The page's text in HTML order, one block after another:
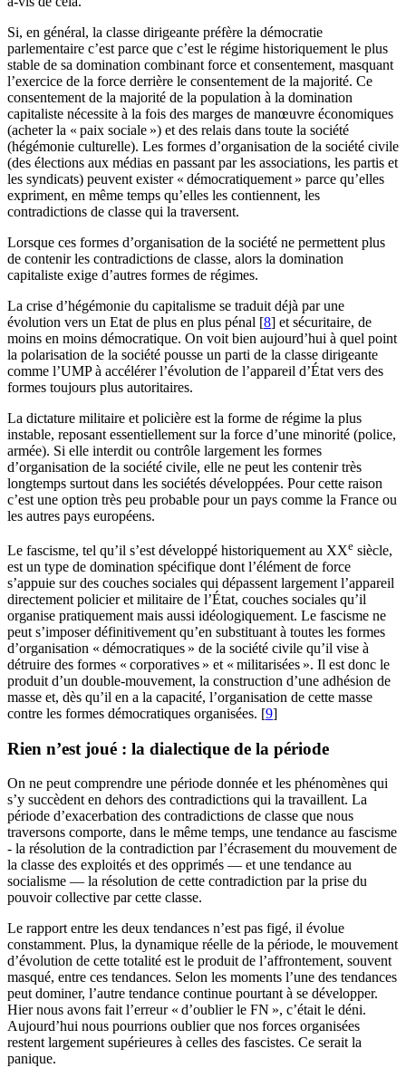
Si, en général, la classe dirigeante préfère la démocratie
parlementaire c’est parce que c’est le régime historiquement le plus
stable de sa domination combinant force et consentement, masquant
l’exercice de la force derrière le consentement de la majorité. Ce
consentement de la majorité de la population à la domination
capitaliste nécessite à la fois des marges de manœuvre économiques
(acheter la « paix sociale ») et des relais dans toute la société
(hégémonie culturelle). Les formes d’organisation de la société civile
(des élections aux médias en passant par les associations, les partis et
les syndicats) peuvent exister « démocratiquement » parce qu’elles
expriment, en même temps qu’elles les contiennent, les
contradictions de classe qui la traversent.
Lorsque ces formes d’organisation de la société ne permettent plus
de contenir les contradictions de classe, alors la domination
capitaliste exige d’autres formes de régimes.
La crise d’hégémonie du capitalisme se traduit déjà par une
évolution vers un Etat de plus en plus pénal [8] et sécuritaire, de
moins en moins démocratique. On voit bien aujourd’hui à quel point
la polarisation de la société pousse un parti de la classe dirigeante
comme l’UMPà accélérer l’évolution de l’appareil d’État vers des
formes toujours plus autoritaires.
La dictature militaire et policière est la forme de régime la plus
instable, reposant essentiellement sur la force d’une minorité (police,
armée). Si elle interdit ou contrôle largement les formes
d’organisation de la société civile, elle ne peut les contenir très
longtemps surtout dans les sociétés développées. Pour cette raison
c’est une option très peu probable pour un pays comme la France ou
les autres pays européens.
Le fascisme, tel qu’il s’est développé historiquement au XXe siècle,
est un type de domination spécifique dont l’élément de force
s’appuie sur des couches sociales qui dépassent largement l’appareil
directement policier et militaire de l’État, couches sociales qu’il
organise pratiquement mais aussi idéologiquement. Le fascisme ne
peut s’imposer définitivement qu’en substituant à toutes les formes
d’organisation « démocratiques » de la société civile qu’il vise à
détruire des formes « corporatives » et « militarisées ». Il est donc le
produit d’un double-mouvement, la construction d’une adhésion de
masse et, dès qu’il en a la capacité, l’organisation de cette masse
contre les formes démocratiques organisées. [9]
Rien n’est joué : la dialectique de la période
On ne peut comprendre une période donnée et les phénomènes qui
s’y succèdent en dehors des contradictions qui la travaillent. La
période d’exacerbation des contradictions de classe que nous
traversons comporte, dans le même temps, une tendance au fascisme
- la résolution de la contradiction par l’écrasement du mouvement de
la classe des exploités et des opprimés — et une tendance au
socialisme — la résolution de cette contradiction par la prise du
pouvoir collective par cette classe.
Le rapport entre les deux tendances n’est pas figé, il évolue
constamment. Plus, la dynamique réelle de la période, le mouvement
d’évolution de cette totalité est le produit de l’affrontement, souvent
masqué, entre ces tendances. Selon les moments l’une des tendances
peut dominer, l’autre tendance continue pourtant à se développer.
Hier nous avons fait l’erreur « d’oublier le FN », c’était le déni.
Aujourd’hui nous pourrions oublier que nos forces organisées
restent largement supérieures à celles des fascistes. Ce serait la
panique.